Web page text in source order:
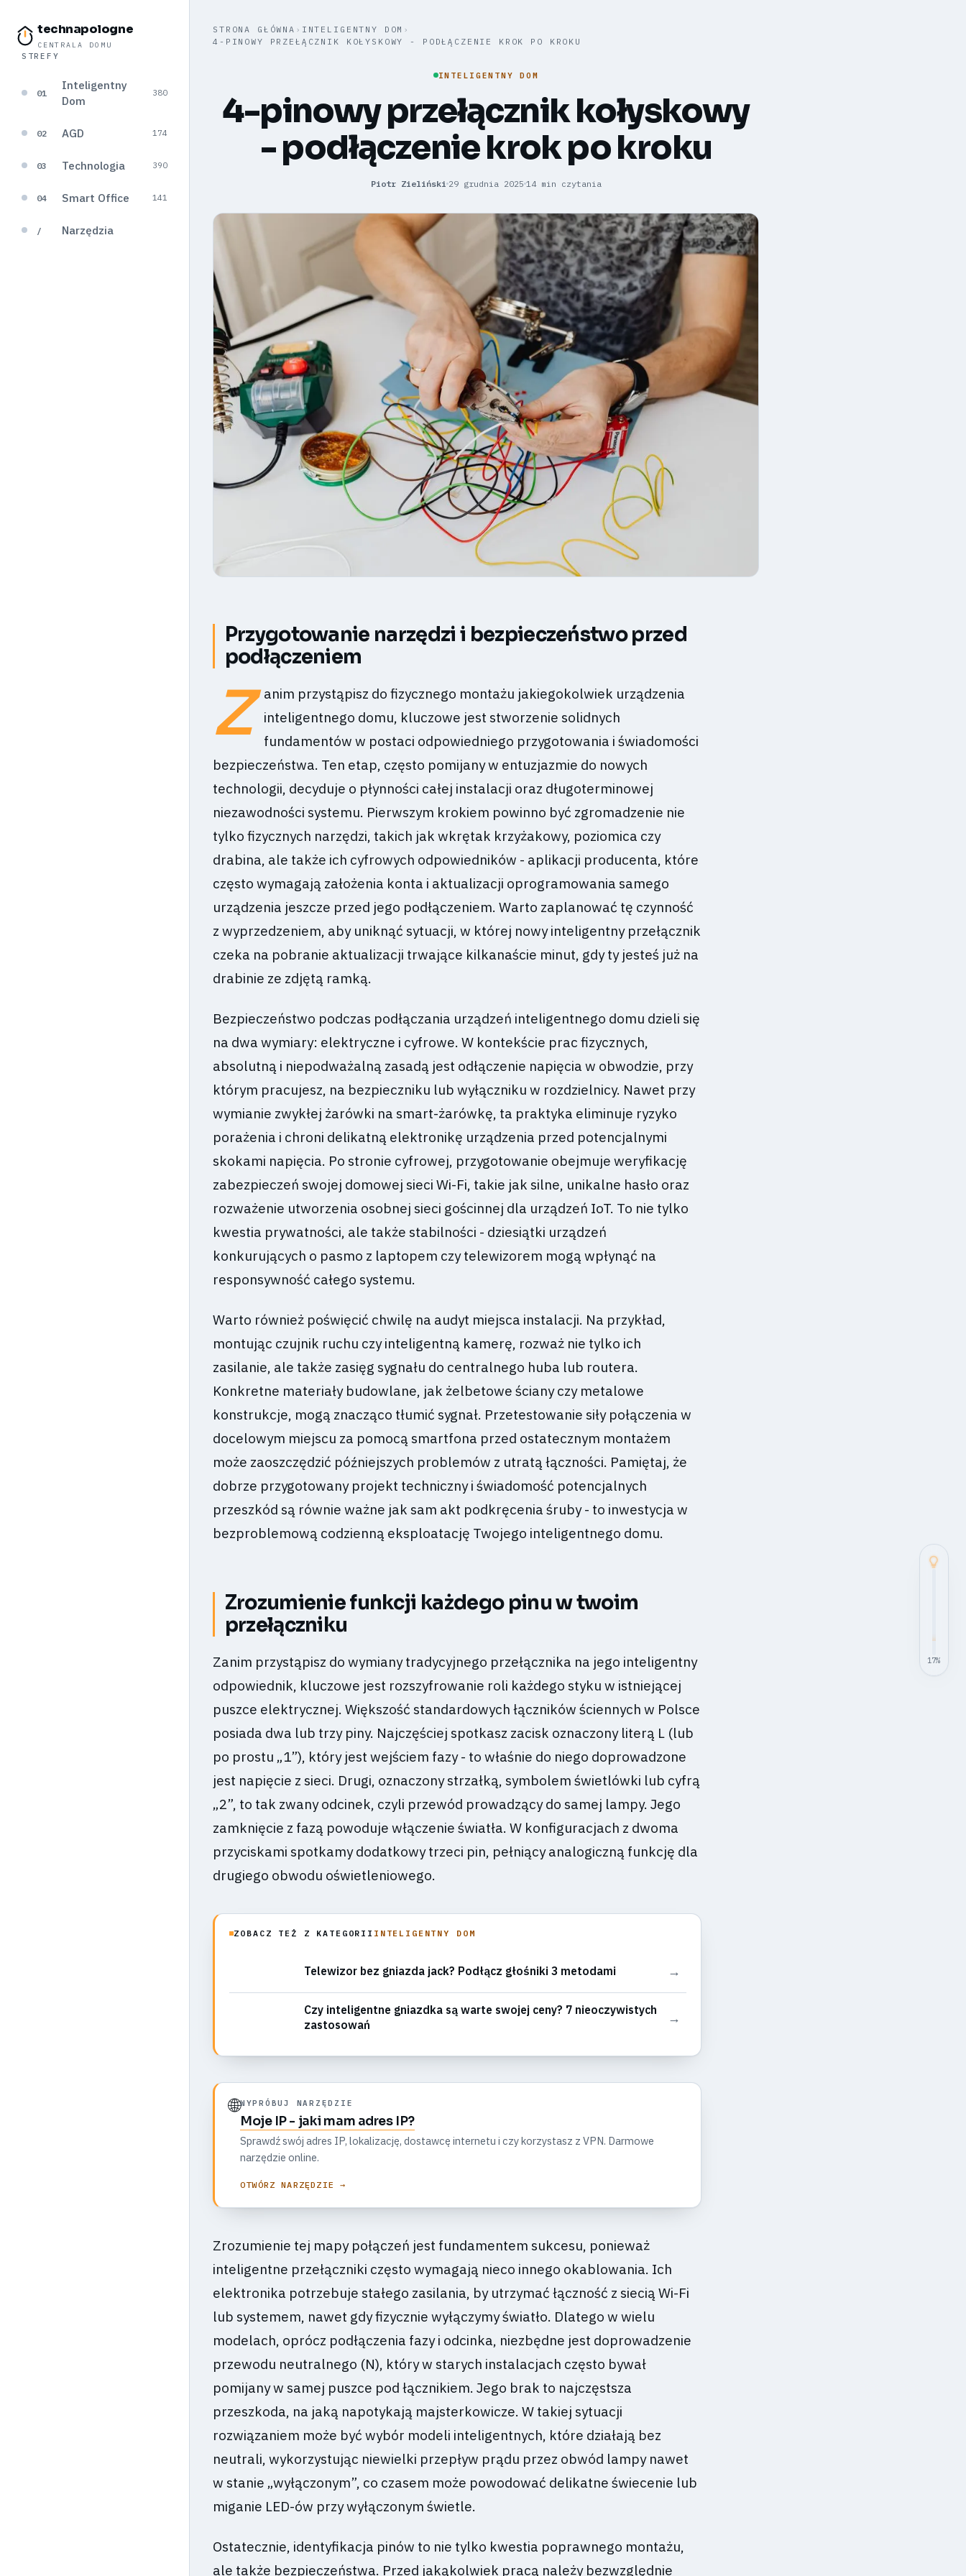
technapologne
CENTRALA DOMU
STREFY
01
Inteligentny
Dom
380
02 AGD 174
03 Technologia 390
04 Smart Office 141
/ Narzędzia
17%
STRONA GŁÓWNA › INTELIGENTNY DOM ›
4-PINOWY PRZEŁĄCZNIK KOŁYSKOWY - PODŁĄCZENIE KROK PO KROKU
INTELIGENTNY DOM
4-pinowy przełącznik kołyskowy
- podłączenie krok po kroku
Piotr Zieliński 29 grudnia 2025 14 min czytania
Przygotowanie narzędzi i bezpieczeństwo przed
podłączeniem
Z
anim przystąpisz do fizycznego montażu jakiegokolwiek urządzenia
inteligentnego domu, kluczowe jest stworzenie solidnych
fundamentów w postaci odpowiedniego przygotowania i świadomości
bezpieczeństwa. Ten etap, często pomijany w entuzjazmie do nowych
technologii, decyduje o płynności całej instalacji oraz długoterminowej
niezawodności systemu. Pierwszym krokiem powinno być zgromadzenie nie
tylko fizycznych narzędzi, takich jak wkrętak krzyżakowy, poziomica czy
drabina, ale także ich cyfrowych odpowiedników - aplikacji producenta, które
często wymagają założenia konta i aktualizacji oprogramowania samego
urządzenia jeszcze przed jego podłączeniem. Warto zaplanować tę czynność
z wyprzedzeniem, aby uniknąć sytuacji, w której nowy inteligentny przełącznik
czeka na pobranie aktualizacji trwające kilkanaście minut, gdy ty jesteś już na
drabinie ze zdjętą ramką.
Bezpieczeństwo podczas podłączania urządzeń inteligentnego domu dzieli się
na dwa wymiary: elektryczne i cyfrowe. W kontekście prac fizycznych,
absolutną i niepodważalną zasadą jest odłączenie napięcia w obwodzie, przy
którym pracujesz, na bezpieczniku lub wyłączniku w rozdzielnicy. Nawet przy
wymianie zwykłej żarówki na smart-żarówkę, ta praktyka eliminuje ryzyko
porażenia i chroni delikatną elektronikę urządzenia przed potencjalnymi
skokami napięcia. Po stronie cyfrowej, przygotowanie obejmuje weryfikację
zabezpieczeń swojej domowej sieci Wi-Fi, takie jak silne, unikalne hasło oraz
rozważenie utworzenia osobnej sieci gościnnej dla urządzeń IoT. To nie tylko
kwestia prywatności, ale także stabilności - dziesiątki urządzeń
konkurujących o pasmo z laptopem czy telewizorem mogą wpłynąć na
responsywność całego systemu.
Warto również poświęcić chwilę na audyt miejsca instalacji. Na przykład,
montując czujnik ruchu czy inteligentną kamerę, rozważ nie tylko ich
zasilanie, ale także zasięg sygnału do centralnego huba lub routera.
Konkretne materiały budowlane, jak żelbetowe ściany czy metalowe
konstrukcje, mogą znacząco tłumić sygnał. Przetestowanie siły połączenia w
docelowym miejscu za pomocą smartfona przed ostatecznym montażem
może zaoszczędzić późniejszych problemów z utratą łączności. Pamiętaj, że
dobrze przygotowany projekt techniczny i świadomość potencjalnych
przeszkód są równie ważne jak sam akt podkręcenia śruby - to inwestycja w
bezproblemową codzienną eksploatację Twojego inteligentnego domu.
Zrozumienie funkcji każdego pinu w twoim
przełączniku
Zanim przystąpisz do wymiany tradycyjnego przełącznika na jego inteligentny
odpowiednik, kluczowe jest rozszyfrowanie roli każdego styku w istniejącej
puszce elektrycznej. Większość standardowych łączników ściennych w Polsce
posiada dwa lub trzy piny. Najczęściej spotkasz zacisk oznaczony literą L (lub
po prostu „1”), który jest wejściem fazy - to właśnie do niego doprowadzone
jest napięcie z sieci. Drugi, oznaczony strzałką, symbolem świetlówki lub cyfrą
„2”, to tak zwany odcinek, czyli przewód prowadzący do samej lampy. Jego
zamknięcie z fazą powoduje włączenie światła. W konfiguracjach z dwoma
przyciskami spotkamy dodatkowy trzeci pin, pełniący analogiczną funkcję dla
drugiego obwodu oświetleniowego.
ZOBACZ TEŻ Z KATEGORII INTELIGENTNY DOM
Telewizor bez gniazda jack? Podłącz głośniki 3 metodami →
Czy inteligentne gniazdka są warte swojej ceny? 7 nieoczywistych
zastosowań
→
🌐WYPRÓBUJ NARZĘDZIE
Moje IP - jaki mam adres IP?
Sprawdź swój adres IP, lokalizację, dostawcę internetu i czy korzystasz z VPN. Darmowe
narzędzie online.
OTWÓRZ NARZĘDZIE →
Zrozumienie tej mapy połączeń jest fundamentem sukcesu, ponieważ
inteligentne przełączniki często wymagają nieco innego okablowania. Ich
elektronika potrzebuje stałego zasilania, by utrzymać łączność z siecią Wi-Fi
lub systemem, nawet gdy fizycznie wyłączymy światło. Dlatego w wielu
modelach, oprócz podłączenia fazy i odcinka, niezbędne jest doprowadzenie
przewodu neutralnego (N), który w starych instalacjach często bywał
pomijany w samej puszce pod łącznikiem. Jego brak to najczęstsza
przeszkoda, na jaką napotykają majsterkowicze. W takiej sytuacji
rozwiązaniem może być wybór modeli inteligentnych, które działają bez
neutrali, wykorzystując niewielki przepływ prądu przez obwód lampy nawet
w stanie „wyłączonym”, co czasem może powodować delikatne świecenie lub
miganie LED-ów przy wyłączonym świetle.
Ostatecznie, identyfikacja pinów to nie tylko kwestia poprawnego montażu,
ale także bezpieczeństwa. Przed jakąkolwiek pracą należy bezwzględnie